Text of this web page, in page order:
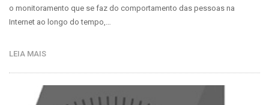
o monitoramento que se faz do comportamento das pessoas na
Internet ao longo do tempo,…
LEIA MAIS